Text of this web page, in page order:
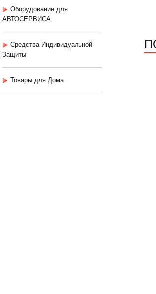
Оборудование для
АВТОСЕРВИСА
Средства Индивидуальной
Защиты
Товары для Дома